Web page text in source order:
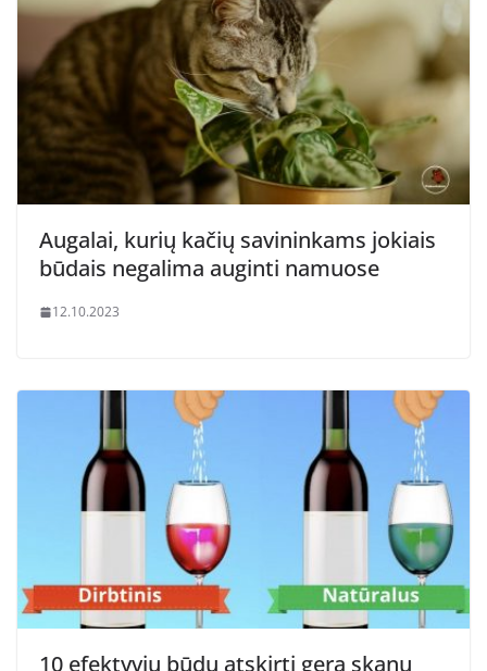
Augalai, kurių kačių savininkams jokiais
būdais negalima auginti namuose
12.10.2023
10 efektyvių būdų atskirti gerą skanų